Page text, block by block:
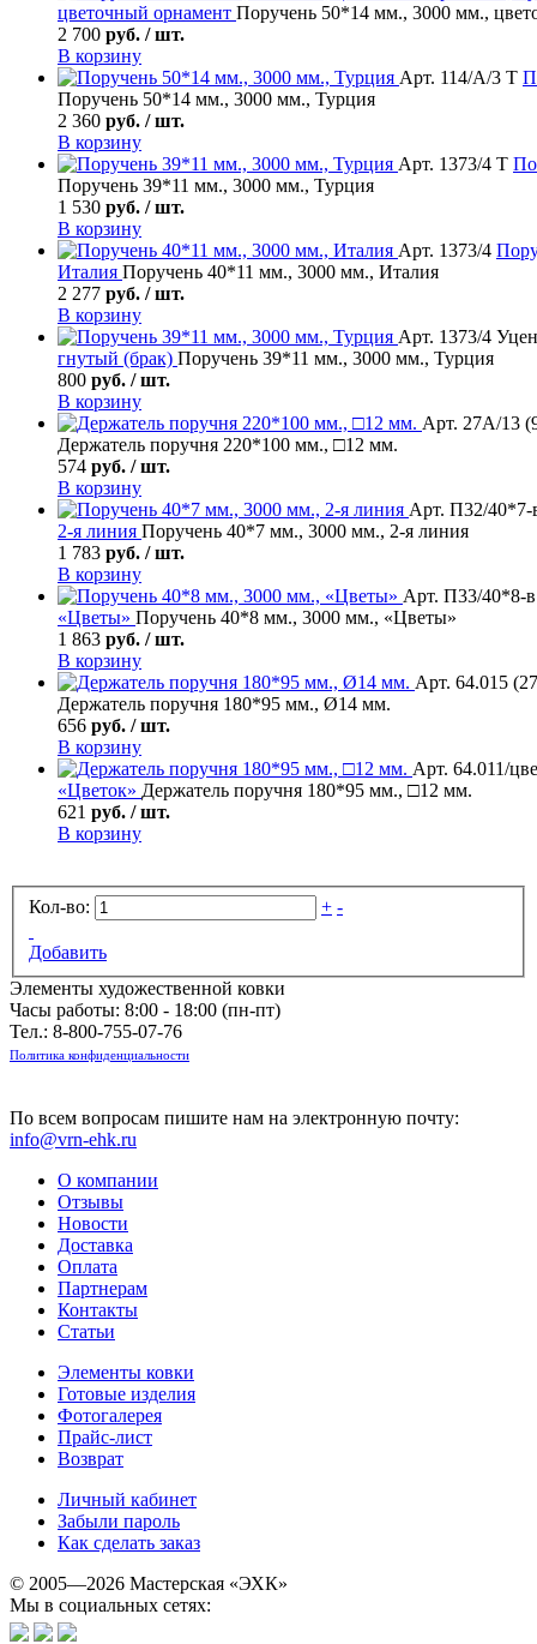
цветочный орнамент Поручень 50*14 мм., 3000 мм.,
2 700 руб. / шт.
В корзину
Арт. 114/А/3 Т
Поручень 50*14 мм., 3000 мм., Турция
2 360 руб. / шт.
В корзину
Арт. 1373/4 Т
Поручень 39*11 мм., 3000 мм., Турция
1 530 руб. / шт.
В корзину
Арт. 1373/4
Италия Поручень 40*11 мм., 3000 мм., Италия
2 277 руб. / шт.
В корзину
Арт. 1373/4
гнутый (брак) Поручень 39*11 мм., 3000 мм., Турция
800 руб. / шт.
В корзину
Арт. 27А/13
Держатель поручня 220*100 мм., □12 мм.
574 руб. / шт.
В корзину
Арт. П32/40*7-
2-я линия Поручень 40*7 мм., 3000 мм., 2-я линия
1 783 руб. / шт.
В корзину
Арт. П33/40*8-
«Цветы» Поручень 40*8 мм., 3000 мм., «Цветы»
1 863 руб. / шт.
В корзину
Арт. 64.015
Держатель поручня 180*95 мм., Ø14 мм.
656 руб. / шт.
В корзину
Арт. 64.011/
«Цветок» Держатель поручня 180*95 мм., □12 мм.
621 руб. / шт.
В корзину
Кол-во: + -
Добавить
Элементы художественной ковки
Часы работы: 8:00 - 18:00 (пн-пт)
Тел.: 8-800-755-07-76
Политика конфиденциальности
По всем вопросам пишите нам на электронную почту:
info@vrn-ehk.ru
О компании
Отзывы
Новости
Доставка
Оплата
Партнерам
Контакты
Статьи
Элементы ковки
Готовые изделия
Фотогалерея
Прайс-лист
Возврат
Личный кабинет
Забыли пароль
Как сделать заказ
© 2005—2026 Мастерская «ЭХК»
Мы в социальных сетях: